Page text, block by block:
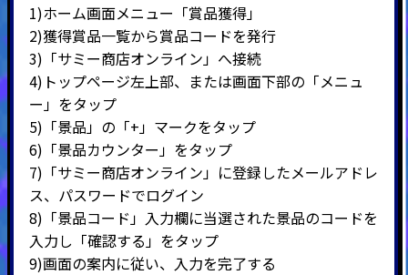
1)ホーム画面メニュー「賞品獲得」
2)獲得賞品一覧から賞品コードを発行
3) 「サミー商店オンライン」へ接続
4) トップページ左上部、または画面下部の「メニュ
ー」をタップ
5) 「景品」の「+」マークをタップ
6) 「景品カウンター」をタップ
7) 「サミー商店オンライン」に登録したメールアドレ
ス、パスワードでログイン
8) 「景品コード」入力欄に当選された景品のコードを
入力し「確認する」をタップ
9)画面の案内に従い、入力を完了する